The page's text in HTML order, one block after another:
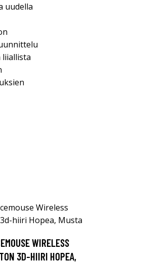
uudella
liiallista
WIRELESS
3D-HIIRI HOPEA,